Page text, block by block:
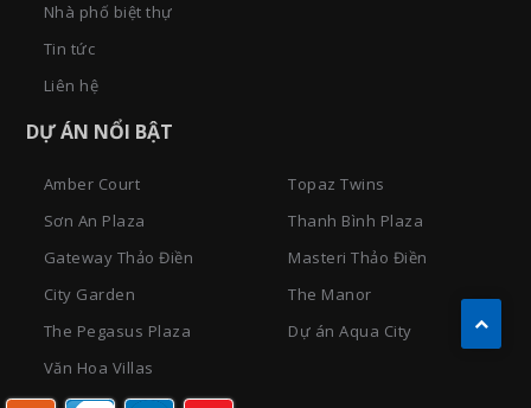
Nhà phố biệt thự
Tin tức
Liên hệ
DỰ ÁN NỔI BẬT
Amber Court
Topaz Twins
Sơn An Plaza
Thanh Bình Plaza
Gateway Thảo Điền
Masteri Thảo Điền
City Garden
The Manor
The Pegasus Plaza
Dự án Aqua City
Văn Hoa Villas